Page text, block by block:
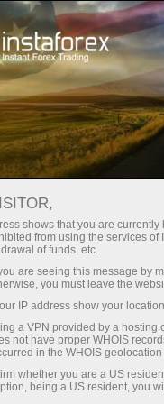
З InstaForex
1:5000, одні
спредів та
також
торгівлі
Мінімальні
Бонус 30% на
Швидкість
у трейдингу і
shows that you are
from using the services
of funds, etc.
are seeing this message by
you must leave the
IP address show your
a VPN provided by a hosting
not have proper WHOIS
in the WHOIS
whether you are a US
being a US resident, you